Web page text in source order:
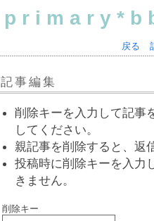
戻る
記事編集
削除キーを入力して記事
してください。
親記事を削除すると、返
投稿時に削除キーを入力
きません。
削除キー